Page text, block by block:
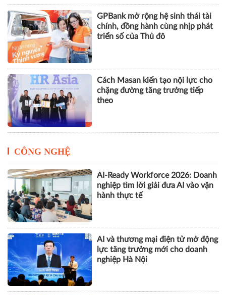
GPBank mở rộng hệ sinh thái tài
chính, đồng hành cùng nhịp phát
triển số của Thủ đô
Cách Masan kiến tạo nội lực cho
chặng đường tăng trưởng tiếp
theo
CÔNG NGHỆ
AI-Ready Workforce 2026: Doanh
nghiệp tìm lời giải đưa AI vào vận
hành thực tế
AI và thương mại điện tử mở động
lực tăng trưởng mới cho doanh
nghiệp Hà Nội